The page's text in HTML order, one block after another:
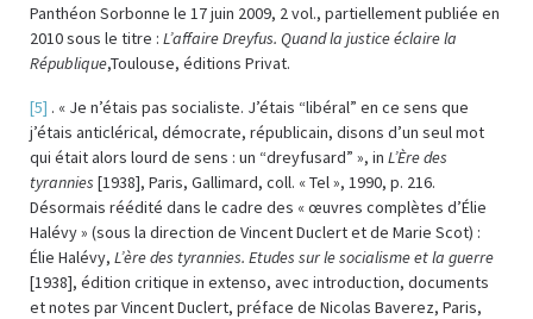
Panthéon Sorbonne le 17 juin 2009, 2 vol., partiellement publiée en
2010 sous le titre : L’affaire Dreyfus. Quand la justice éclaire la
République,Toulouse, éditions Privat.
[5] . « Je n’étais pas socialiste. J’étais “libéral” en ce sens que
j’étais anticlérical, démocrate, républicain, disons d’un seul mot
qui était alors lourd de sens : un “dreyfusard” », in L’Ère des
tyrannies [1938], Paris, Gallimard, coll. « Tel », 1990, p. 216.
Désormais réédité dans le cadre des « œuvres complètes d’Élie
Halévy » (sous la direction de Vincent Duclert et de Marie Scot) :
Élie Halévy, L’ère des tyrannies. Etudes sur le socialisme et la guerre
[1938], édition critique in extenso, avec introduction, documents
et notes par Vincent Duclert, préface de Nicolas Baverez, Paris,